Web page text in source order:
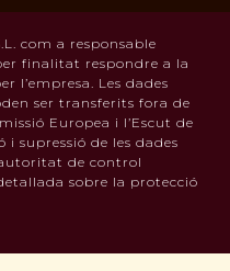
com a responsable
finalitat respondre a la
l’empresa. Les dades
ser transferits fora de
Europea i l’Escut de
i supressió de les dades
de control
sobre la protecció